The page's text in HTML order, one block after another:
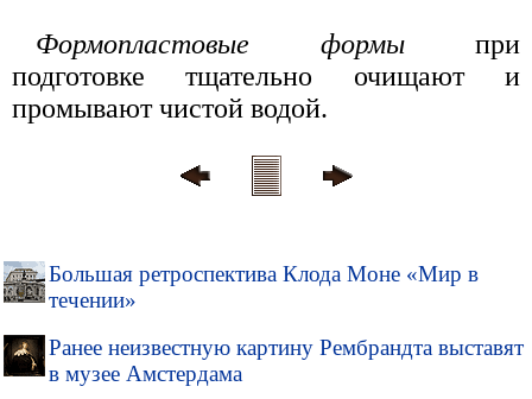
Формопластовые формыпри
подготовке тщательно очищают и
промывают чистой водой.
Большая ретроспектива Клода Моне «Мир в
течении»
Ранее неизвестную картину Рембрандта выставят
в музее Амстердама